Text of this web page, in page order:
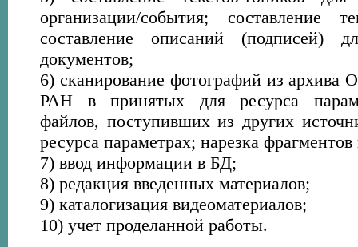
организации/события; составление
составление описаний (подписей)
документов;
6) сканирование фотографий из
РАН в принятых для ресурса
файлов, поступивших из других
ресурса параметрах; нарезка
7) ввод информации в БД;
8) редакция введенных материалов;
9) каталогизация видеоматериалов;
10) учет проделанной работы.